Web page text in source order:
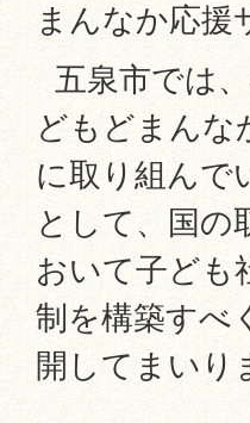
まんなか応援
五泉市では
どもどまんな
に取り組んで
として、国の
おいて子ども
制を構築すべ
開してまいり